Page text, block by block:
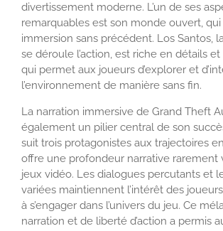
divertissement moderne. L’un de ses
remarquables est son monde ouvert,
immersion sans précédent. Los Santos,
se déroule l’action, est riche en détails
qui permet aux joueurs d’explorer et
l’environnement de manière sans fin.
La narration immersive de Grand Theft
également un pilier central de son
suit trois protagonistes aux trajectoires
offre une profondeur narrative rarement
jeux vidéo. Les dialogues percutants et
variées maintiennent l’intérêt des
à s’engager dans l’univers du jeu. Ce
narration et de liberté d’action a permis